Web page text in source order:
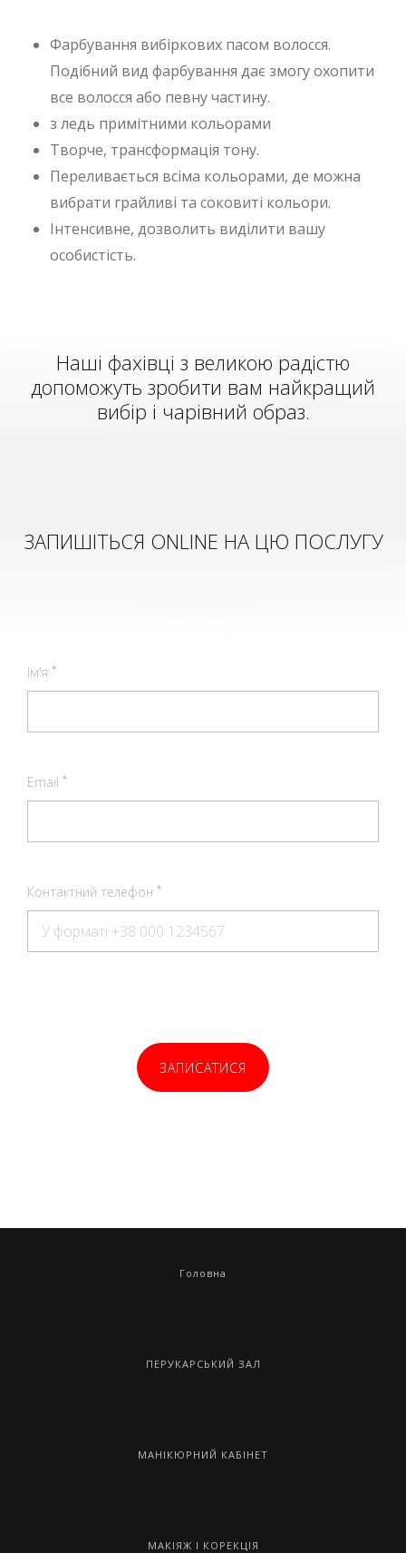
Фарбування вибіркових пасом волосся.
Подібний вид фарбування дає змогу охопити
все волосся або певну частину.
з ледь примітними кольорами
Творче, трансформація тону.
Переливається всіма кольорами, де можна
вибрати грайливі та соковиті кольори.
Інтенсивне, дозволить виділити вашу
особистість.
Наші фахівці з великою радістю
допоможуть зробити вам найкращий
вибір і чарівний образ.
ЗАПИШІТЬСЯ ONLINE НА ЦЮ ПОСЛУГУ
Ім'я *
Email *
Контактний телефон *
ЗАПИСАТИСЯ
Головна
ПЕРУКАРСЬКИЙ ЗАЛ
МАНІКЮРНИЙ КАБІНЕТ
МАКІЯЖ І КОРЕКЦІЯ